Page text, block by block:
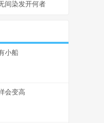
间染发开何者
小船
会变高